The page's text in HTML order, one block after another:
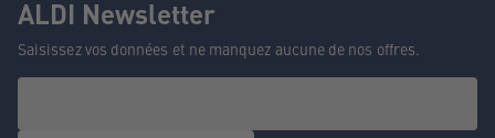
ALDI Newsletter
Saisissez vos données et ne manquez aucune de nos offres.